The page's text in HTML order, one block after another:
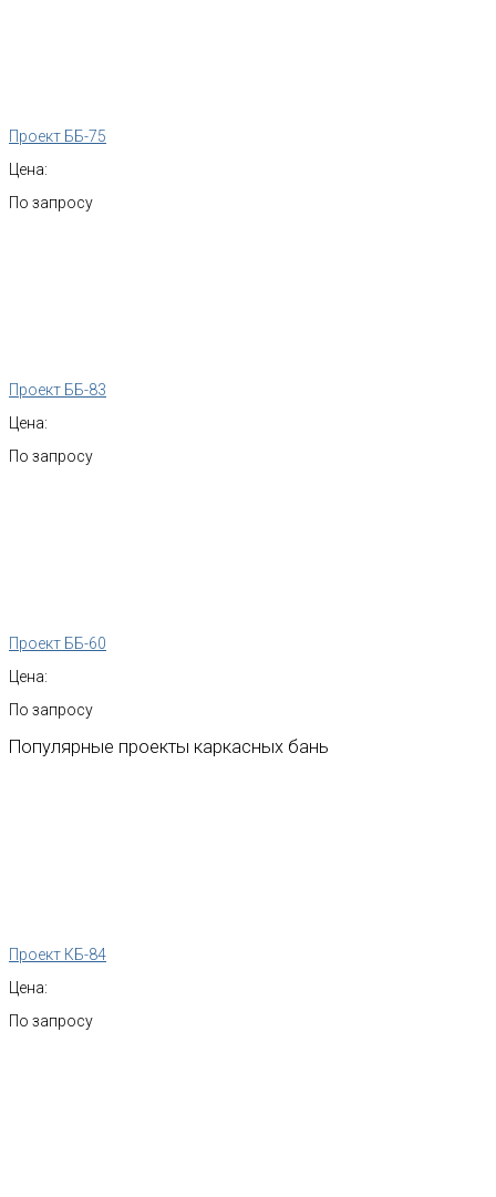
Проект ББ-75
Цена:
По запросу
Проект ББ-83
Цена:
По запросу
Проект ББ-60
Цена:
По запросу
Популярные проекты каркасных бань
Проект КБ-84
Цена:
По запросу